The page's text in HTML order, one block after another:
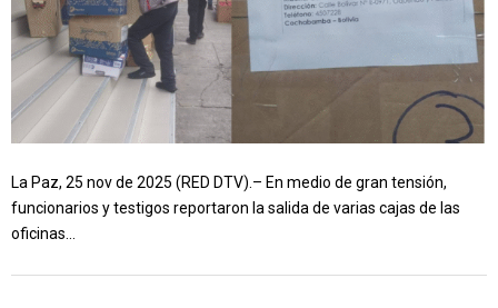
La Paz, 25 nov de 2025 (RED DTV).– En medio de gran tensión,
funcionarios y testigos reportaron la salida de varias cajas de las
oficinas...